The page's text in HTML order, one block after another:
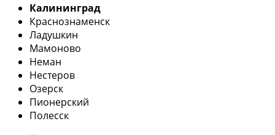
Калининград
Краснознаменск
Ладушкин
Мамоново
Неман
Нестеров
Озерск
Пионерский
Полесск